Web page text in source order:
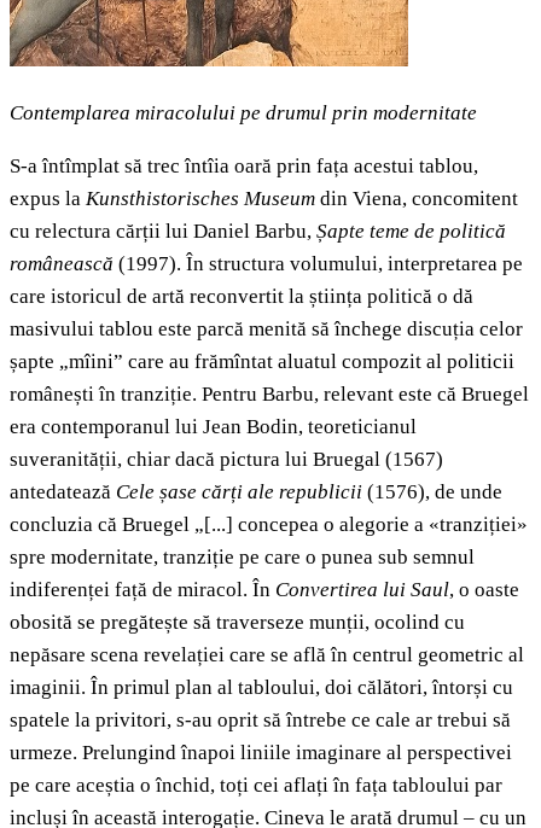
Contemplarea miracolului pe drumul prin modernitate
S-a întîmplat să trec întîia oară prin fața acestui tablou,
expus la Kunsthistorisches Museum din Viena, concomitent
cu relectura cărții lui Daniel Barbu, Șapte teme de politică
românească (1997). În structura volumului, interpretarea pe
care istoricul de artă reconvertit la știința politică o dă
masivului tablou este parcă menită să închege discuția celor
șapte „mîini” care au frămîntat aluatul compozit al politicii
românești în tranziție. Pentru Barbu, relevant este că Bruegel
era contemporanul lui Jean Bodin, teoreticianul
suveranității, chiar dacă pictura lui Bruegal (1567)
antedatează Cele șase cărți ale republicii (1576), de unde
concluzia că Bruegel „[...] concepea o alegorie a «tranziției»
spre modernitate, tranziție pe care o punea sub semnul
indiferenței față de miracol. În Convertirea lui Saul, o oaste
obosită se pregătește să traverseze munții, ocolind cu
nepăsare scena revelației care se află în centrul geometric al
imaginii. În primul plan al tabloului, doi călători, întorși cu
spatele la privitori, s-au oprit să întrebe ce cale ar trebui să
urmeze. Prelungind înapoi liniile imaginare al perspectivei
pe care aceștia o închid, toți cei aflați în fața tabloului par
incluși în această interogație. Cineva le arată drumul – cu un